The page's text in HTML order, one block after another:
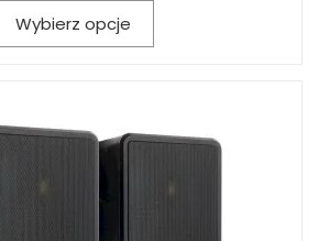
Wybierz opcje